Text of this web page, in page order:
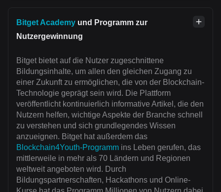
Bitget Academy und Programm zur
Nutzergewinnung
Bitget bietet auf die Nutzer zugeschnittene
Bildungsinhalte, um allen den gleichen Zugang zu
einer Zukunft zu ermöglichen, die von der Blockchain-
Technologie geprägt sein wird. Die Plattform
veröffentlicht kontinuierlich informative Artikel, die den
Nutzern helfen, wichtige Aspekte der Branche schnell
zu verstehen und sich grundlegendes Wissen
anzueignen. Bitget hat außerdem das
Blockchain4Youth-Programm ins Leben gerufen, das
mittlerweile in mehr als 70 Ländern und Regionen
weltweit angeboten wird. Durch
Bildungspartnerschaften, Hackathons und Online-